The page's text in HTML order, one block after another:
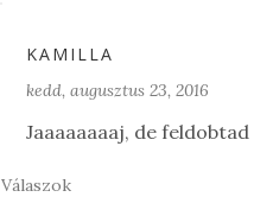
KAMILLA
kedd, augusztus 23, 2016
Jaaaaaaaaj, de
Válaszok